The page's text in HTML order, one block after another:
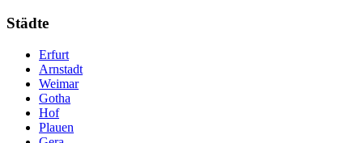
Städte
Erfurt
Arnstadt
Weimar
Gotha
Hof
Plauen